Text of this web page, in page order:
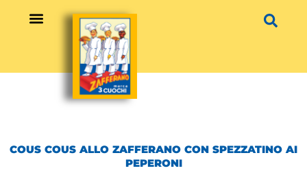
COUS COUS ALLO ZAFFERANO CON SPEZZATINO AI
PEPERONI